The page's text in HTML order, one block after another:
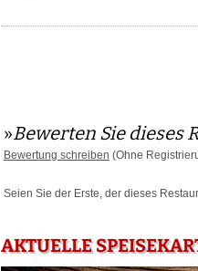
»Bewerten Sie dieses
Bewertung schreiben (Ohne
Seien Sie der Erste, der dieses
AKTUELLE